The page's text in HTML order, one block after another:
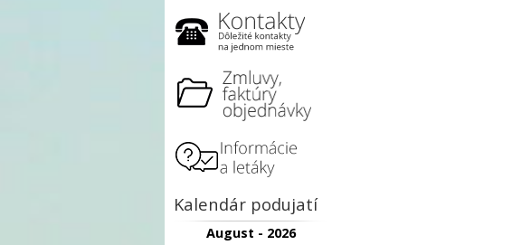
Kalendár podujatí
August - 2026